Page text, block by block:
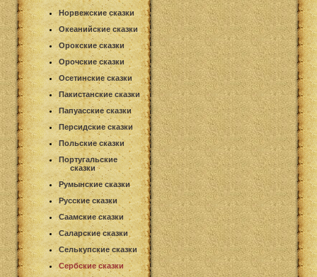
Норвежские сказки
Океанийские сказки
Орокские сказки
Орочские сказки
Осетинские сказки
Пакистанские сказки
Папуасские сказки
Персидские сказки
Польские сказки
Португальские
сказки
Румынские сказки
Русские сказки
Саамские сказки
Саларские сказки
Селькупские сказки
Сербские сказки